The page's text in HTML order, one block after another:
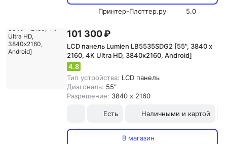
Принтер-Плоттер.ру
5.0
101 300 ₽
LCD панель Lumien LB5535SDG2 [55", 3840 x
2160, 4K Ultra HD, 3840х2160, Android]
4.8
Тип устройства: LCD панель
Диагональ: 55"
Разрешение: 3840 x 2160
Есть Наличными и картой
В магазин